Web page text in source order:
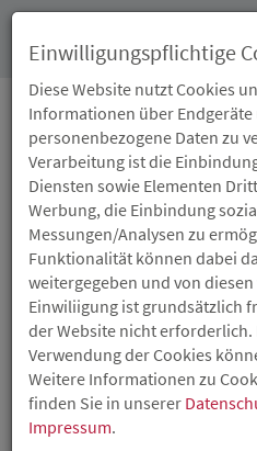
28.06.2024
ISB-
WERDEN
Betroffene im Ahrtal werden
Die ISB-InfoPoints im Ahrtal,
des Ministeriums der
Investitions- und
des Helfer-Stabs, bleiben
2025 bestehen. Damit
sechs lokalen Standorten
Einwilligungspflichtige
Diese Website nutzt Cookies
Informationen über
personenbezogene Daten zu
Verarbeitung ist die
Diensten sowie Elementen
Werbung, die Einbindung
Messungen/Analysen zu
Funktionalität können dabei
weitergegeben und von
Einwiliigung ist grundsätzlich
der Website nicht erforderlich.
Verwendung der Cookies
Weitere Informationen zu
finden Sie in unserer
Impressum.